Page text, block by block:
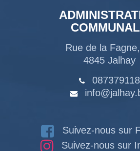
Rue de la
4845 Jalhay
087379118
Suivez-nous sur
Suivez-nous sur